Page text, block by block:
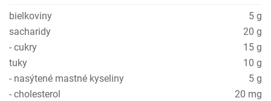
bielkoviny
5 g
sacharidy
20 g
- cukry
15 g
tuky
10 g
- nasýtené mastné kyseliny
5 g
- cholesterol
20 mg